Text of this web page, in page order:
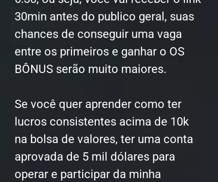
30min antes do publico geral, suas
chances de conseguir uma vaga
entre os primeiros e ganhar o OS
BÔNUS serão muito maiores.
Se você quer aprender como ter
lucros consistentes acima de 10k
na bolsa de valores, ter uma conta
aprovada de 5 mil dólares para
operar e participar da minha